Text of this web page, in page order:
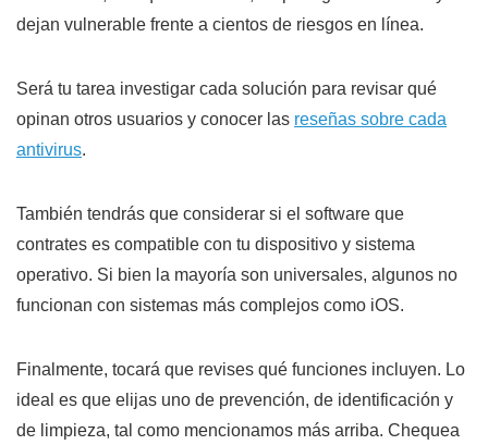
dejan vulnerable frente a cientos de riesgos en línea.
Será tu tarea investigar cada solución para revisar qué
opinan otros usuarios y conocer las reseñas sobre cada
antivirus.
También tendrás que considerar si el software que
contrates es compatible con tu dispositivo y sistema
operativo. Si bien la mayoría son universales, algunos no
funcionan con sistemas más complejos como iOS.
Finalmente, tocará que revises qué funciones incluyen. Lo
ideal es que elijas uno de prevención, de identificación y
de limpieza, tal como mencionamos más arriba. Chequea